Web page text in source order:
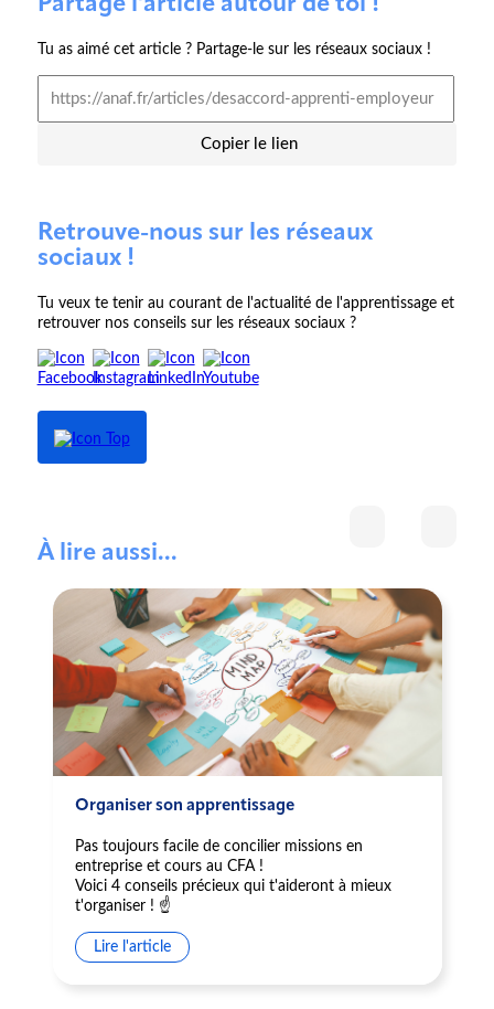
Tu as aimé cet article ? Partage-le sur les réseaux sociaux !
Copier le lien
Retrouve-nous sur les réseaux
sociaux !
Tu veux te tenir au courant de l'actualité de l'apprentissage et
retrouver nos conseils sur les réseaux sociaux ?
À lire aussi...
Organiser son apprentissage
Pas toujours facile de concilier missions en
entreprise et cours au CFA !
Voici 4 conseils précieux qui t'aideront à mieux
t'organiser ! ☝️
Lire l'article